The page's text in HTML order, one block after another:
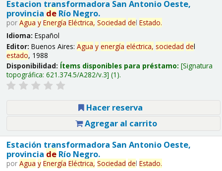
Estacion transformadora San Antonio Oeste,
provincia deRío Negro.
por Agua y Energía Eléctrica, Sociedad del Estado.
Idioma: Español
Editor: Buenos Aires: Agua y energía eléctrica, sociedad del
estado, 1988
Disponibilidad: Ítems disponibles para préstamo: Signatura
topográfica: 621.374.5/A282/v.3 (1).
Hacer reserva
Agregar al carrito
Estación transformadora San Antonio Oeste,
provincia deRío Negro.
por Agua y Energía Eléctrica, Sociedad del Estado.